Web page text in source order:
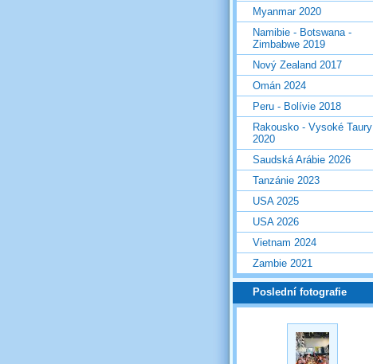
Myanmar 2020
Namibie - Botswana -
Zimbabwe 2019
Nový Zealand 2017
Omán 2024
Peru - Bolívie 2018
Rakousko - Vysoké Taury
2020
Saudská Arábie 2026
Tanzánie 2023
USA 2025
USA 2026
Vietnam 2024
Zambie 2021
Poslední fotografie